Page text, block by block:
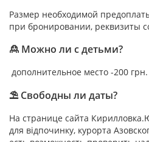
Размер необходимой
при бронировании, реквизиты
🙎 Можно ли с детьми?
дополнительное место -200 грн.
⛱ Свободны ли даты?
На странице сайта
для відпочинку, курорта